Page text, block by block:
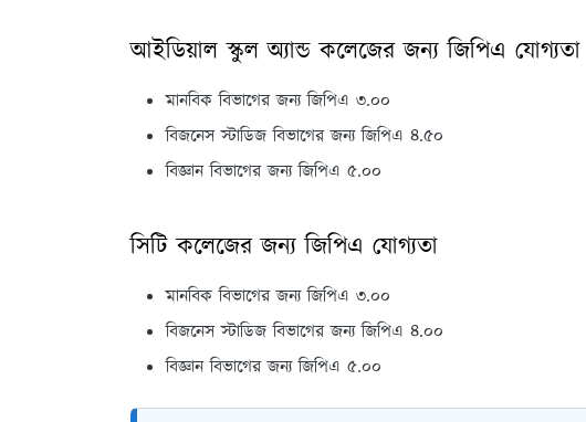
আইডিয়াল স্কুল অ্যান্ড কলেজের জন্য জিপিএ যোগ্যতা
মানবিক বিভাগের জন্য জিপিএ ৩.০০
বিজনেস স্টাডিজ বিভাগের জন্য জিপিএ ৪.৫০
বিজ্ঞান বিভাগের জন্য জিপিএ ৫.০০
সিটি কলেজের জন্য জিপিএ যোগ্যতা
মানবিক বিভাগের জন্য জিপিএ ৩.০০
বিজনেস স্টাডিজ বিভাগের জন্য জিপিএ ৪.০০
বিজ্ঞান বিভাগের জন্য জিপিএ ৫.০০